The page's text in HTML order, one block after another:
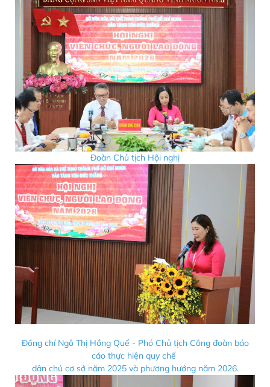
Đoàn Chủ tịch Hội nghị
Đồng chí Ngô Thị Hồng Quế - Phó Chủ tịch Công đoàn báo
cáo thực hiện quy chế
dân chủ cơ sở năm 2025 và phương hướng năm 2026.